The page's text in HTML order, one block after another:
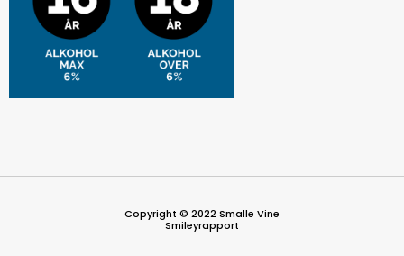
Copyright © 2022 Smalle Vine
Smileyrapport